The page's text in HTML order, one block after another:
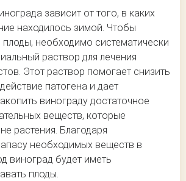
зависит от того, в каких
находилось зимой. Чтобы
плоды, необходимо систематически
раствор для лечения
Этот раствор помогает снизить
патогена и дает
винограду достаточное
веществ, которые
растения. Благодаря
необходимых веществ в
виноград будет иметь
плоды.